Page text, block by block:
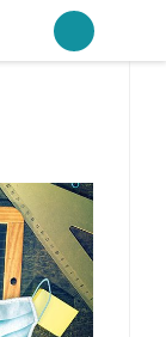
– Ajaccio